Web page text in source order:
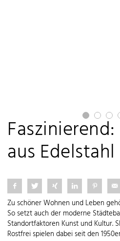
aus Edelstahl
Zu schöner Wohnen und Leben
So setzt auch der moderne
Standortfaktoren Kunst und Kultur.
Rostfrei spielen dabei seit den